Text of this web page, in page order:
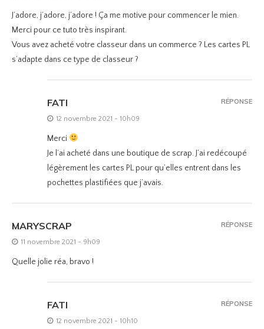
J’adore, j’adore, j’adore ! Ça me motive pour commencer le mien.
Merci pour ce tuto très inspirant.
Vous avez acheté votre classeur dans un commerce ? Les cartes PL
s’adapte dans ce type de classeur ?
FATI
12 novembre 2021 - 10h09
Merci
Je l’ai acheté dans une boutique de scrap. J’ai redécoupé
légèrement les cartes PL pour qu’elles entrent dans les
pochettes plastifiées que j’avais.
RÉPONSE
MARYSCRAP
11 novembre 2021 - 9h09
Quelle jolie réa, bravo !
RÉPONSE
FATI
12 novembre 2021 - 10h10
RÉPONSE